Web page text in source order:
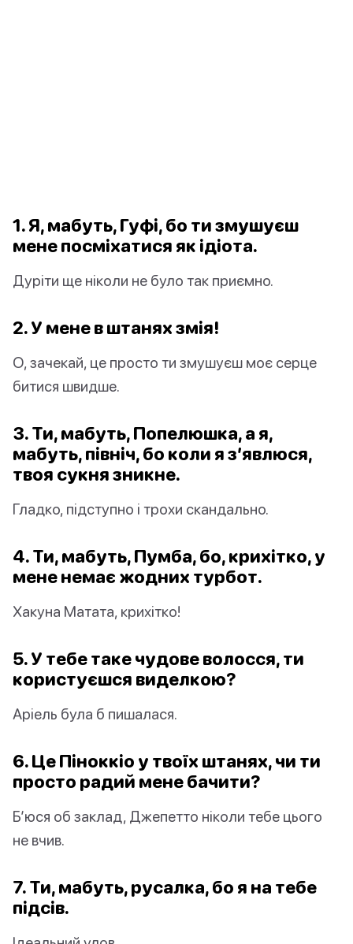
1. Я, мабуть, Гуфі, бо ти змушуєш
мене посміхатися як ідіота.
Дуріти ще ніколи не було так приємно.
2. У мене в штанях змія!
О, зачекай, це просто ти змушуєш моє серце
битися швидше.
3. Ти, мабуть, Попелюшка, а я,
мабуть, північ, бо коли я з’явлюся,
твоя сукня зникне.
Гладко, підступно і трохи скандально.
4. Ти, мабуть, Пумба, бо, крихітко, у
мене немає жодних турбот.
Хакуна Матата, крихітко!
5. У тебе таке чудове волосся, ти
користуєшся виделкою?
Аріель була б пишалася.
6. Це Піноккіо у твоїх штанях, чи ти
просто радий мене бачити?
Б’юся об заклад, Джепетто ніколи тебе цього
не вчив.
7. Ти, мабуть, русалка, бо я на тебе
підсів.